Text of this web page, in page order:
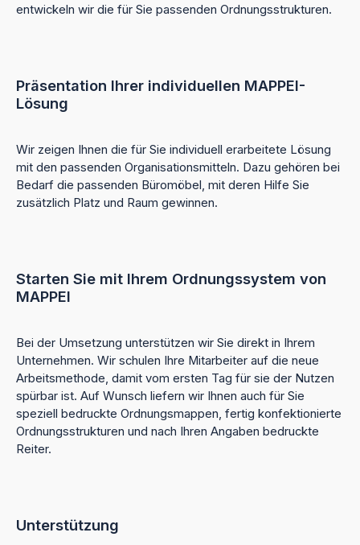
entwickeln wir die für Sie passenden Ordnungsstrukturen.
Präsentation Ihrer individuellen MAPPEI-
Lösung
Wir zeigen Ihnen die für Sie individuell erarbeitete Lösung
mit den passenden Organisationsmitteln. Dazu gehören bei
Bedarf die passenden Büromöbel, mit deren Hilfe Sie
zusätzlich Platz und Raum gewinnen.
Starten Sie mit Ihrem Ordnungssystem von
MAPPEI
Bei der Umsetzung unterstützen wir Sie direkt in Ihrem
Unternehmen. Wir schulen Ihre Mitarbeiter auf die neue
Arbeitsmethode, damit vom ersten Tag für sie der Nutzen
spürbar ist. Auf Wunsch liefern wir Ihnen auch für Sie
speziell bedruckte Ordnungsmappen, fertig konfektionierte
Ordnungsstrukturen und nach Ihren Angaben bedruckte
Reiter.
Unterstützung